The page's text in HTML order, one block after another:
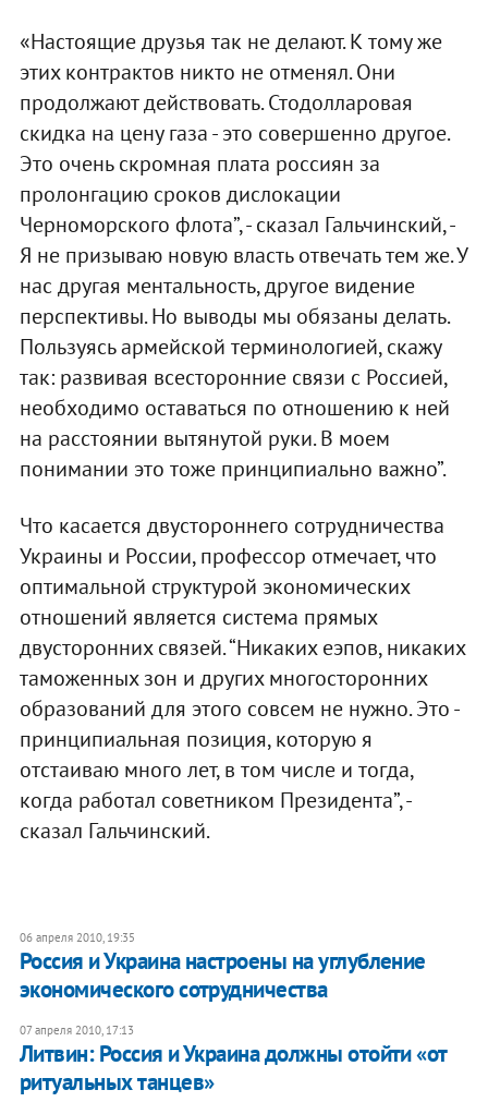
«Настоящие друзья так не делают. К тому же
этих контрактов никто не отменял. Они
продолжают действовать. Стодолларовая
скидка на цену газа - это совершенно другое.
Это очень скромная плата россиян за
пролонгацию сроков дислокации
Черноморского флота”, - сказал Гальчинский, -
Я не призываю новую власть отвечать тем же. У
нас другая ментальность, другое видение
перспективы. Но выводы мы обязаны делать.
Пользуясь армейской терминологией, скажу
так: развивая всесторонние связи с Россией,
необходимо оставаться по отношению к ней
на расстоянии вытянутой руки. В моем
понимании это тоже принципиально важно”.
Что касается двустороннего сотрудничества
Украины и России, профессор отмечает, что
оптимальной структурой экономических
отношений является система прямых
двусторонних связей. “Никаких еэпов, никаких
таможенных зон и других многосторонних
образований для этого совсем не нужно. Это -
принципиальная позиция, которую я
отстаиваю много лет, в том числе и тогда,
когда работал советником Президента”, -
сказал Гальчинский.
06 апреля 2010, 19:35
Россия и Украина настроены на углубление
экономического сотрудничества
07 апреля 2010, 17:13
Литвин: Россия и Украина должны отойти «от
ритуальных танцев»